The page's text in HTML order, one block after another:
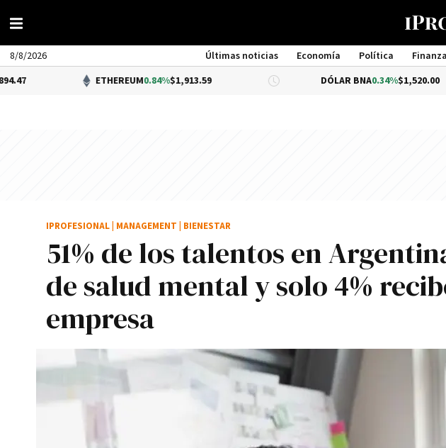
8/8/2026 Últimas noticias Economía Política
ETHEREUM 0.84%$1,913.59 DÓLAR BNA 0.34%$1,520.00
51% de los talentos en
de salud mental y solo 4%
empresa
IPROFESIONAL MANAGEMENT BIENESTAR